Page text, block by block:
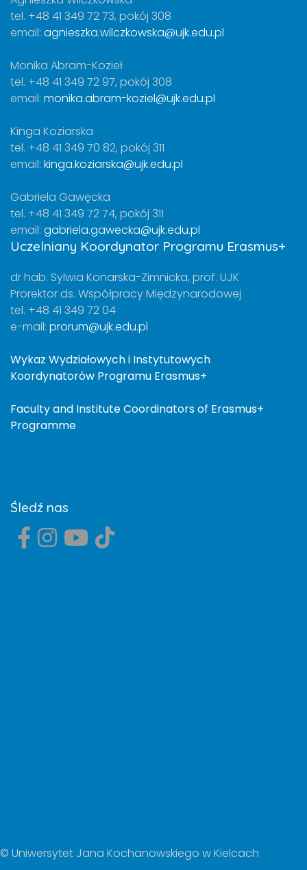
tel. +48 41 349 72 73, pokój 308
email: agnieszka.wilczkowska@ujk.edu.pl
Monika Abram-Kozieł
tel. +48 41 349 72 97, pokój 308
email: monika.abram-koziel@ujk.edu.pl
Kinga Koziarska
tel. +48 41 349 70 82, pokój 311
email: kinga.koziarska@ujk.edu.pl
Gabriela Gawęcka
tel. +48 41 349 72 74, pokój 311
email: gabriela.gawecka@ujk.edu.pl
Uczelniany Koordynator Programu Erasmus+
dr hab. Sylwia Konarska-Zimnicka, prof. UJK
Prorektor ds. Współpracy Międzynarodowej
tel. +48 41 349 72 04
e-mail: prorum@ujk.edu.pl
Wykaz Wydziałowych i Instytutowych
Koordynatorów Programu Erasmus+
Faculty and Institute Coordinators of Erasmus+
Programme
Śledź nas
© Uniwersytet Jana Kochanowskiego w Kielcach